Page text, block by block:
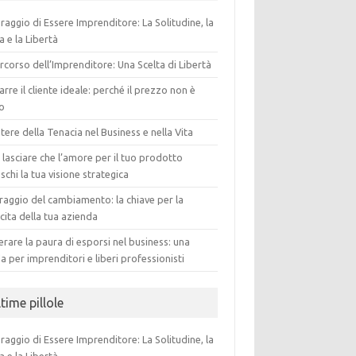
di Essere Imprenditore: La Solitudine, la
e la Libertà
dell’Imprenditore: Una Scelta di Libertà
il cliente ideale: perché il prezzo non è
della Tenacia nel Business e nella Vita
lasciare che l’amore per il tuo prodotto
la tua visione strategica
del cambiamento: la chiave per la
della tua azienda
la paura di esporsi nel business: una
per imprenditori e liberi professionisti
pillole
di Essere Imprenditore: La Solitudine, la